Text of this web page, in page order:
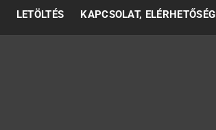
LETÖLTÉS KAPCSOLAT, ELÉRHETŐSÉG